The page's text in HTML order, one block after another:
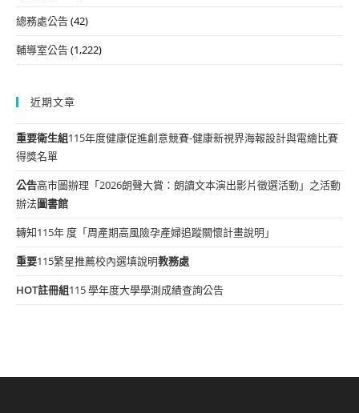
總務處公告(42)
輔導室公告(1,222)
近期文章
重要衛生組115年度健康促進創意競賽-健康新視界海報設計與電繪比賽
得獎名單
公告高市圖辦理「2026朗聲大賞：朗讀文本演出影片徵選活動」之活動
辦法圖書館
轉知115年 度「周產期高風險孕產婦追蹤關懷計畫說明」
重要115繁星推薦校內選填說明教務處
HOT註冊組115 學年度大學學測成績查詢公告